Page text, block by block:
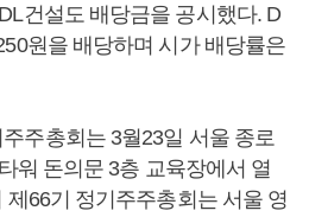
건설도 배당금을 공시했다. D
원을 배당하며 시가 배당률은
주총회는 3월23일 서울 종로
워 돈의문 3층 교육장에서 열
제66기 정기주주총회는 서울 영